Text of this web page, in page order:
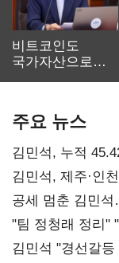
비트코인도
국가자산으로…'
주요 뉴스
김민석, 누적
0.86%p(2보)
김민석, 제주·인
공세 멈춘 김민
"팀 정청래 정리"
다툼 격화
김민석 "경선갈